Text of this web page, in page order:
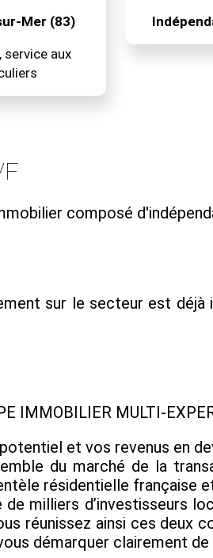
Mer (83)
service aux
composé
sur le secteur est
IMMOBILIER MULTI-
et vos revenus en
du marché de la
résidentielle française
milliers d’investisseurs
réunissez ainsi ces
démarquer clairement